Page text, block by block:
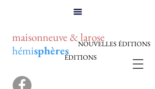
hémisphèresÉDITIONS
maisonneuve & laroseNOUVELLES ÉDITIONS